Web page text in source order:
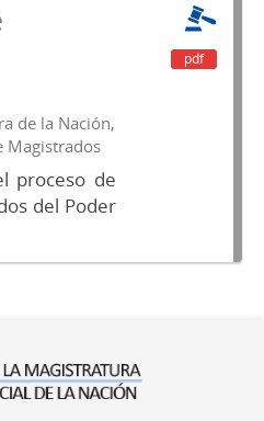
de la Nación,
Magistrados
proceso de
del Poder
pdf